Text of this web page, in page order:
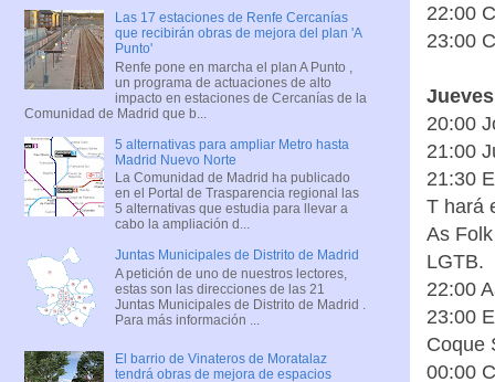
22:00
23:00
20:00
21:00
21:30
T hará
As
LGTB.
22:00
23:00
Coque
00:00
Las 17 estaciones de Renfe Cercanías
que recibirán obras de mejora del plan 'A
Punto'
Renfe pone en marcha el plan A Punto ,
un programa de actuaciones de alto
impacto en estaciones de Cercanías de la
Comunidad de Madrid que b...
5 alternativas para ampliar Metro hasta
Madrid Nuevo Norte
La Comunidad de Madrid ha publicado
en el Portal de Trasparencia regional las
5 alternativas que estudia para llevar a
cabo la ampliación d...
Juntas Municipales de Distrito de Madrid
A petición de uno de nuestros lectores,
estas son las direcciones de las 21
Juntas Municipales de Distrito de Madrid .
Para más información ...
El barrio de Vinateros de Moratalaz
tendrá obras de mejora de espacios